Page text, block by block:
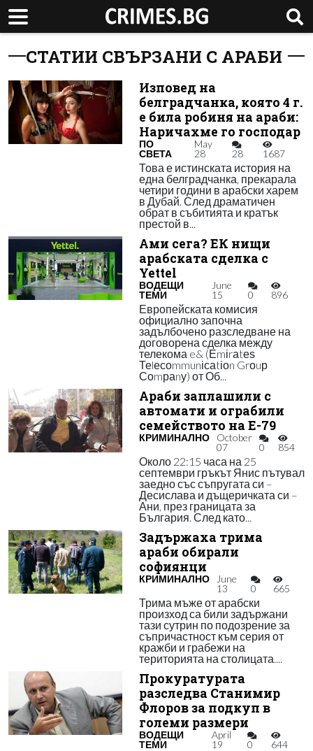
СТАТИИ СВЪРЗАНИ С АРАБИ
Изповед на
белградчанка, която 4 г.
е била робиня на араби:
Наричахме го господар
ПО
СВЕТА
May
28
28 1687
Това е истинската история на
една белградчанка, прекарала
четири години в арабски харем
в Дубай. След драматичен
обрат в събитията и кратък
престой в...
Ами сега? ЕК нищи
арабската сделка с
Yettel
ВОДЕЩИ
ТЕМИ
June
15
0 896
Европейската комисия
официално започна
задълбочено разследване на
договорена сделка между
телекома e& (Еmіrаtеѕ
Теlесоmmunісаtіоn Grоuр
Соmраnу) от Об...
Араби заплашили с
автомати и ограбили
семейството на Е-79
КРИМИНАЛНО
October
07
0 854
Около 22:15 часа на 25
септември гръкът Янис пътувал
заедно със съпругата си –
Десислава и дъщеричката си –
Ани, през границата за
България. След като...
Задържаха трима
араби обирали
софиянци
КРИМИНАЛНО
June
13
0 665
Трима мъже от арабски
произход са били задържани
тази сутрин по подозрение за
съпричастност към серия от
кражби и грабежи на
територията на столицата....
Прокуратурата
разследва Станимир
Флоров за подкуп в
големи размери
ВОДЕЩИ
ТЕМИ
April
19
0 644